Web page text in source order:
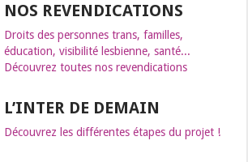
NOS REVENDICATIONS
Droits des personnes trans, familles,
éducation, visibilité lesbienne, santé...
Découvrez toutes nos revendications
L’INTER DE DEMAIN
Découvrez les différentes étapes du projet !